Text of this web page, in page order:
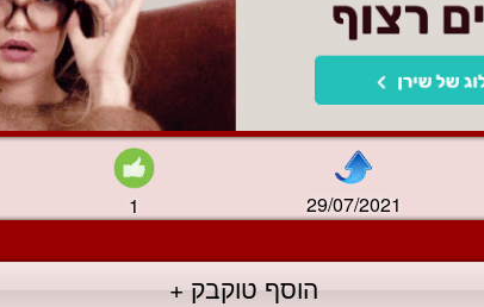
1 29/07/2021
הוסף טוקבק +